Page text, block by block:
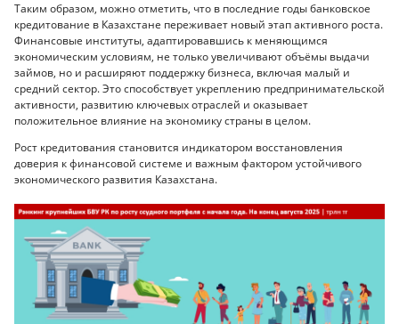
Таким образом, можно отметить, что в последние годы банковское
кредитование в Казахстане переживает новый этап активного роста.
Финансовые институты, адаптировавшись к меняющимся
экономическим условиям, не только увеличивают объёмы выдачи
займов, но и расширяют поддержку бизнеса, включая малый и
средний сектор. Это способствует укреплению предпринимательской
активности, развитию ключевых отраслей и оказывает
положительное влияние на экономику страны в целом.
Рост кредитования становится индикатором восстановления
доверия к финансовой системе и важным фактором устойчивого
экономического развития Казахстана.